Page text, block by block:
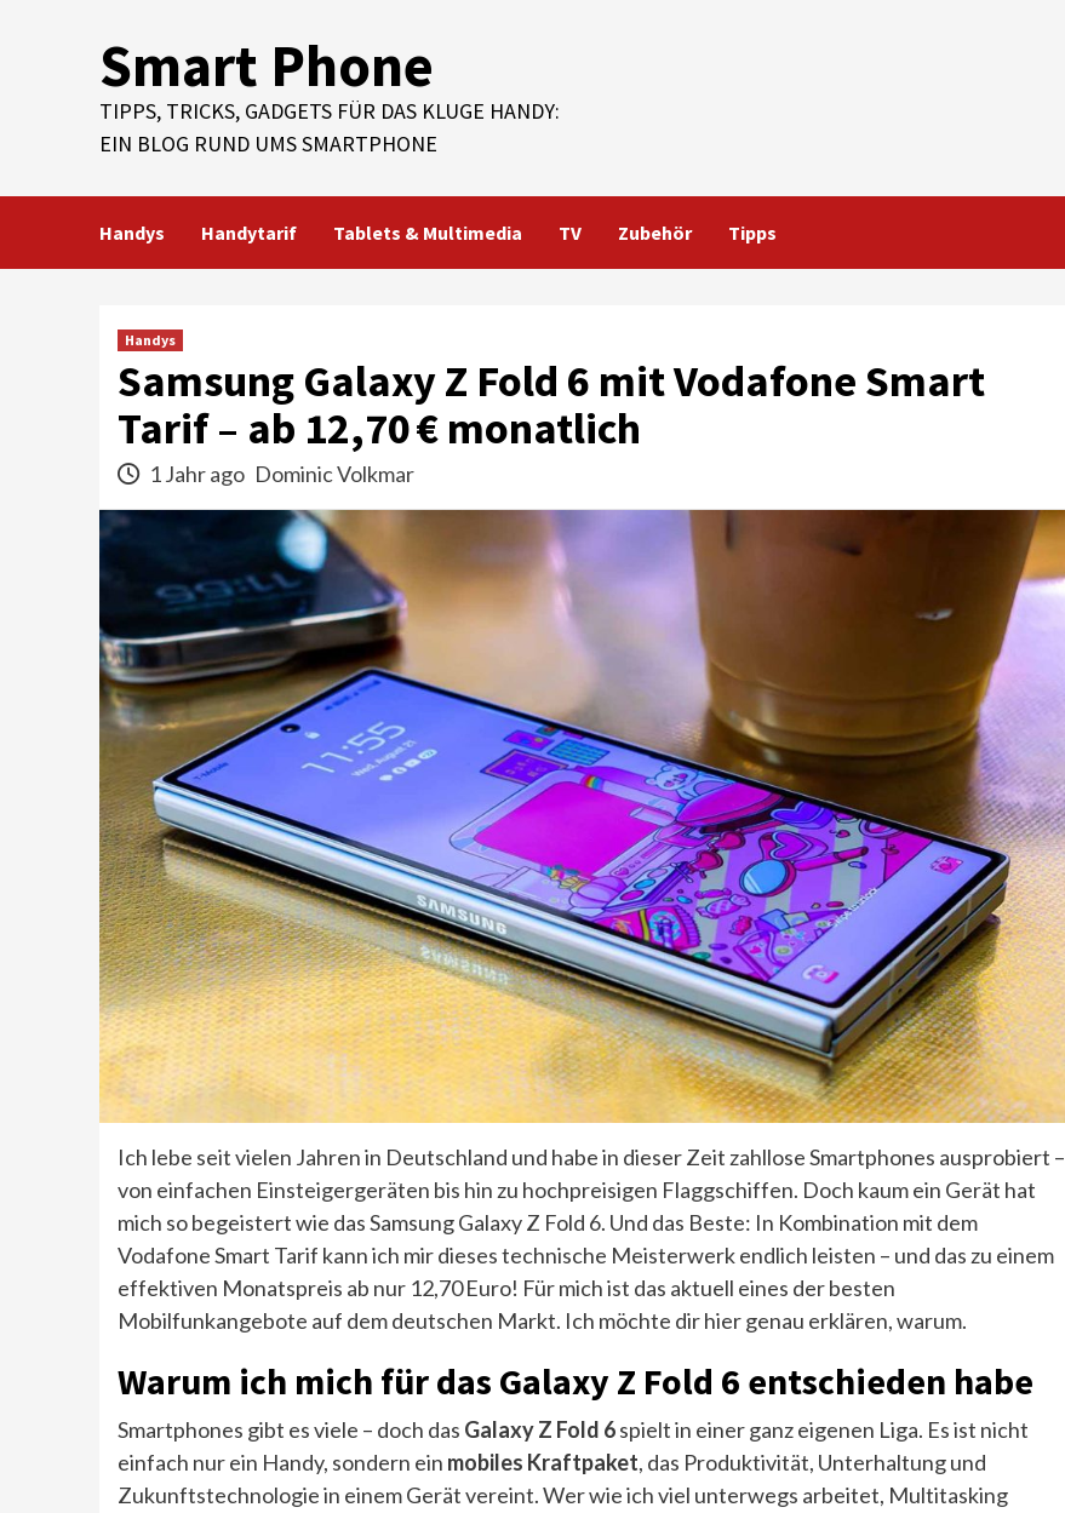
Smart Phone
TIPPS, TRICKS, GADGETS FÜR DAS KLUGE HANDY:
EIN BLOG RUND UMS SMARTPHONE
Handys Handytarif Tablets & Multimedia TV Zubehör Tipps
Handys
Samsung Galaxy Z Fold 6 mit Vodafone Smart
Tarif – ab 12,70 € monatlich
1 Jahr ago Dominic Volkmar
Ich lebe seit vielen Jahren in Deutschland und habe in dieser Zeit zahllose Smartphones ausprobiert –
von einfachen Einsteigergeräten bis hin zu hochpreisigen Flaggschiffen. Doch kaum ein Gerät hat
mich so begeistert wie das Samsung Galaxy Z Fold 6. Und das Beste: In Kombination mit dem
Vodafone Smart Tarif kann ich mir dieses technische Meisterwerk endlich leisten – und das zu einem
effektiven Monatspreis ab nur 12,70 Euro! Für mich ist das aktuell eines der besten
Mobilfunkangebote auf dem deutschen Markt. Ich möchte dir hier genau erklären, warum.
Warum ich mich für das Galaxy Z Fold 6 entschieden habe
Smartphones gibt es viele – doch das Galaxy Z Fold 6spielt in einer ganz eigenen Liga. Es ist nicht
einfach nur ein Handy, sondern ein mobiles Kraftpaket, das Produktivität, Unterhaltung und
Zukunftstechnologie in einem Gerät vereint. Wer wie ich viel unterwegs arbeitet, Multitasking